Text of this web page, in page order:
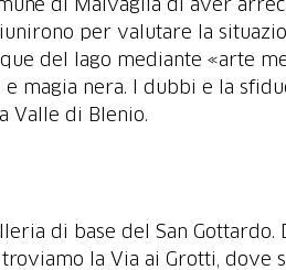
per valutare la
del lago mediante «arte
magia nera. I dubbi e la
di base del San Gottardo.
la Via ai Grotti, dove